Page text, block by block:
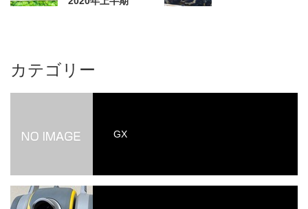
カテゴリー
GX